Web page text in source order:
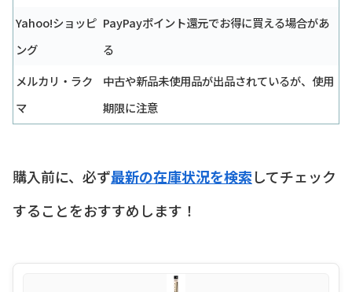
Yahoo!ショッピ
ング
PayPayポイント還元でお得に買える場合があ
る
メルカリ・ラク
マ
中古や新品未使用品が出品されているが、使用
期限に注意
購入前に、必ず最新の在庫状況を検索してチェック
することをおすすめします！